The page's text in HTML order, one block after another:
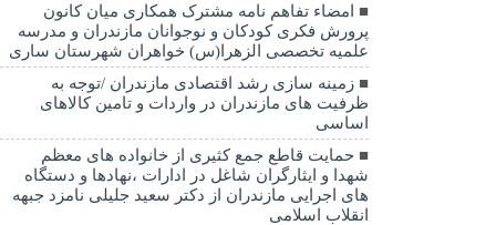
امضاء تفاهم نامه مشترک همکاری میان کانون
پرورش فکری کودکان و نوجوانان مازندران و مدرسه
علمیه تخصصی الزهرا(س) خواهران شهرستان ساری
زمینه سازی رشد اقتصادی مازندران /توجه به
ظرفیت های مازندران در واردات و تامین کالاهای
اساسی
حمایت قاطع جمع کثیری از خانواده های معظم
شهدا و ایثارگران شاغل در ادارات ،نهادها و دستگاه
های اجرایی مازندران از دکتر سعید جلیلی نامزد جبهه
انقلاب اسلامی